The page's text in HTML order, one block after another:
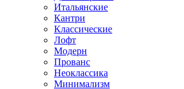
Итальянские
Кантри
Классические
Лофт
Модерн
Прованс
Неоклассика
Минимализм